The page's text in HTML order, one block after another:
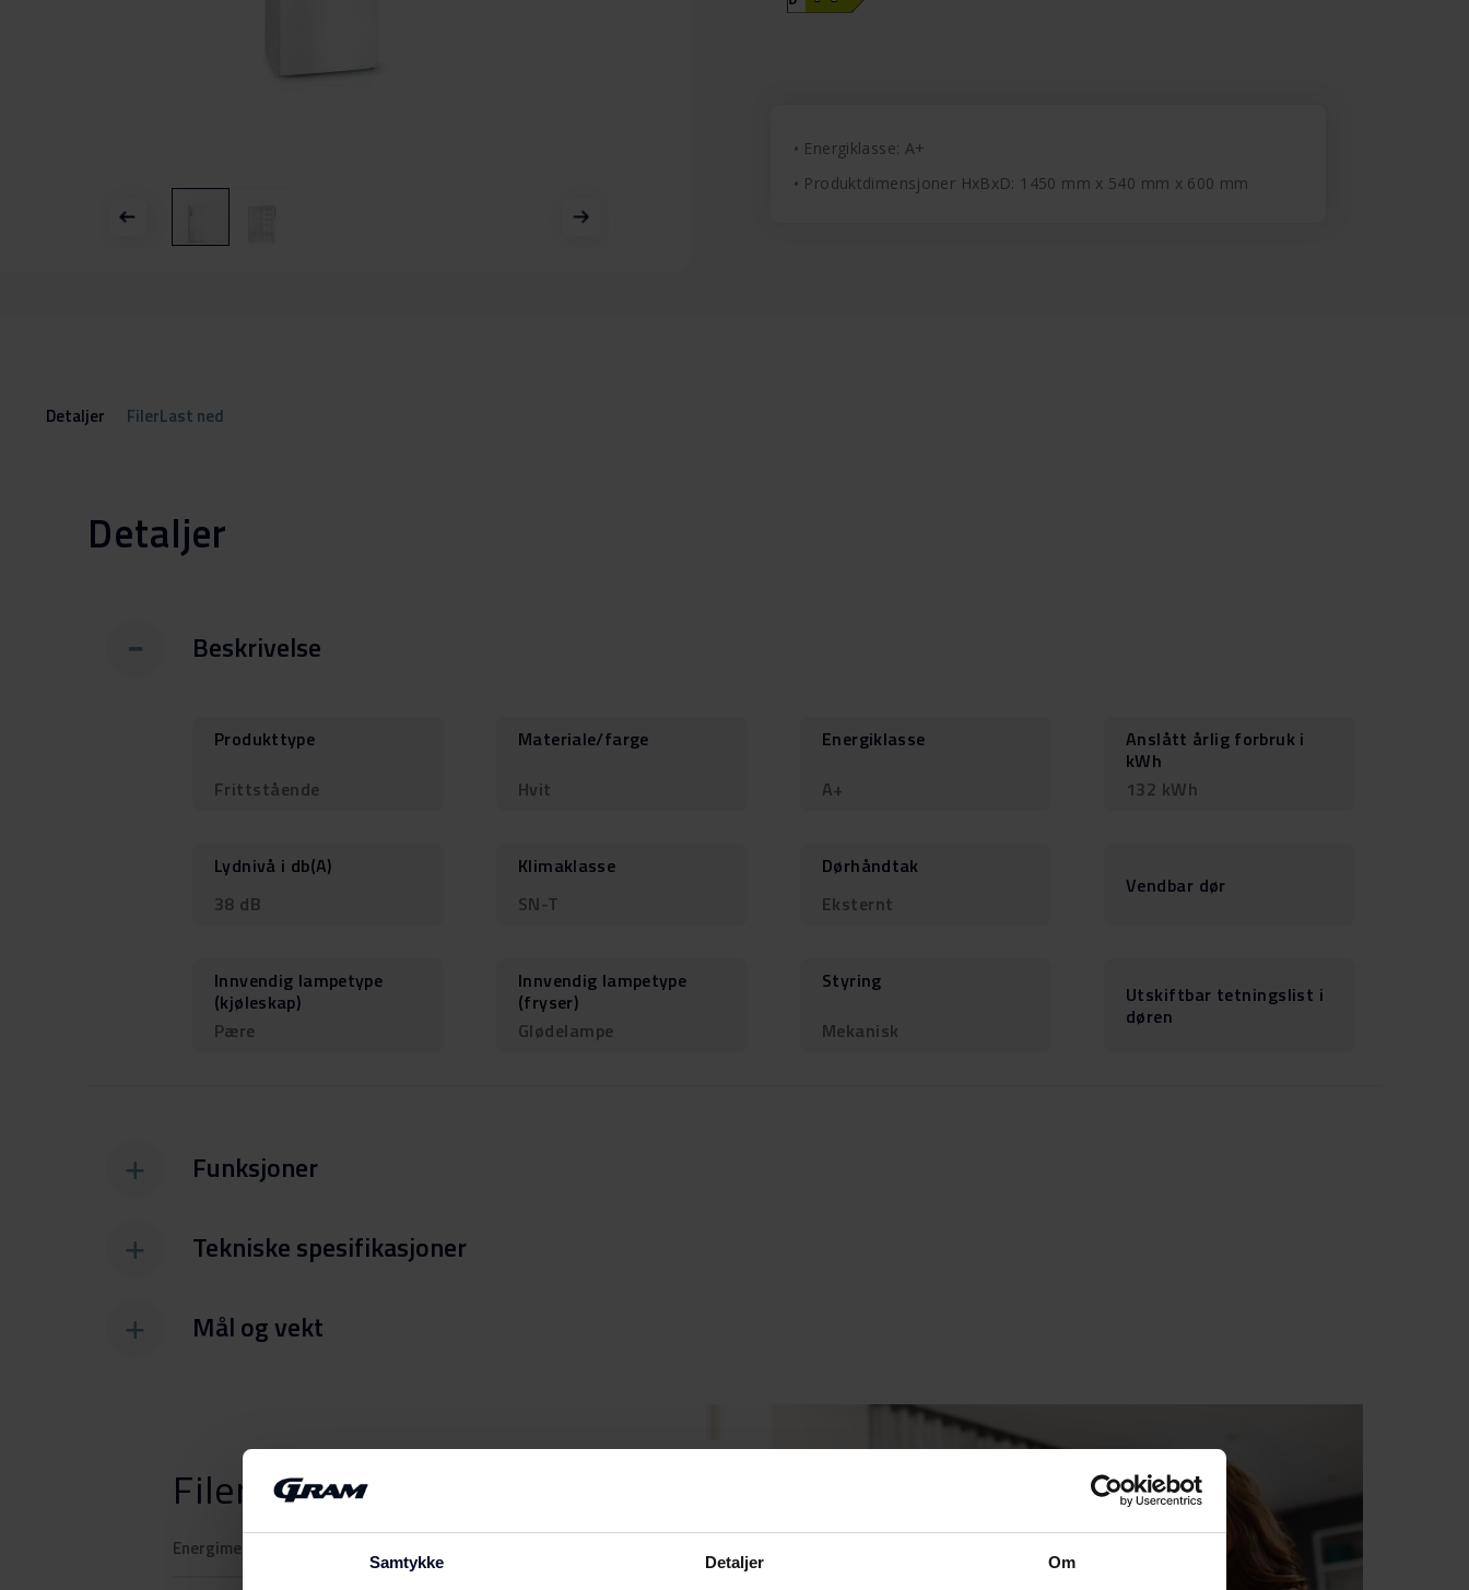
Samtykke Detaljer Om
Energiklasse: A+
Produktdimensjoner HxBxD: 1450 mm x 540 mm x 600 mm
Detaljer FilerLast ned
Detaljer
Beskrivelse
Produkttype
Frittstående
Materiale/farge
Hvit
Energiklasse
A+
Anslått årlig forbruk i
kWh
132 kWh
Lydnivå i db(A)
38 dB
Klimaklasse
SN-T
Dørhåndtak
Eksternt
Vendbar dør
Innvendig lampetype
(kjøleskap)
Pære
Innvendig lampetype
(fryser)
Glødelampe
Styring
Mekanisk
Utskiftbar tetningslist i
døren
Funksjoner
Tekniske spesifikasjoner
Mål og vekt
Filer Last ned
Energimerking